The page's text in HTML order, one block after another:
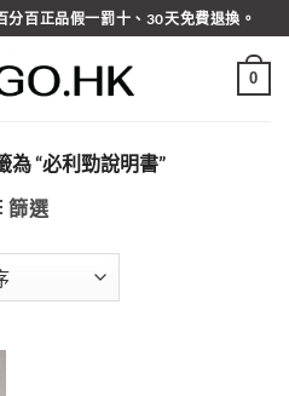
百正品假一罰十、30天免費退換。
0
為 “必利勁說明書”
篩選